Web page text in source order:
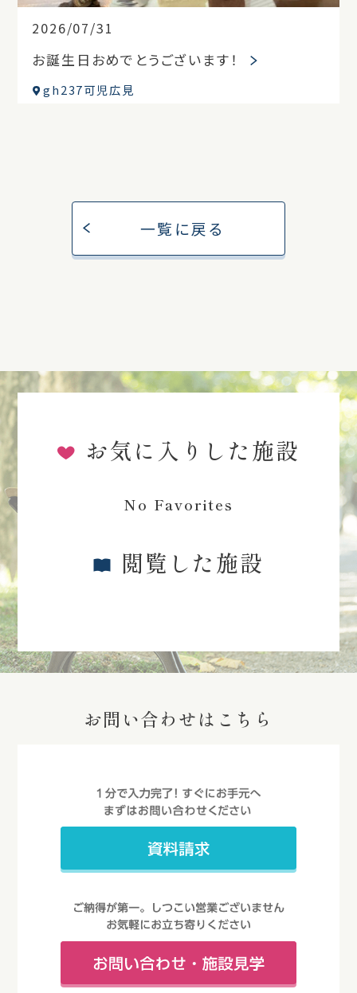
2026/07/31
お誕生日おめでとうございます！
gh237可児広見
一覧に戻る
お気に入りした施設
No Favorites
閲覧した施設
お問い合わせはこちら